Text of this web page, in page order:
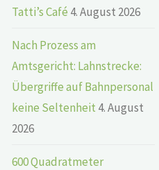
Tatti’s Café 4. August 2026
Nach Prozess am
Amtsgericht: Lahnstrecke:
Übergriffe auf Bahnpersonal
keine Seltenheit 4. August
2026
600 Quadratmeter